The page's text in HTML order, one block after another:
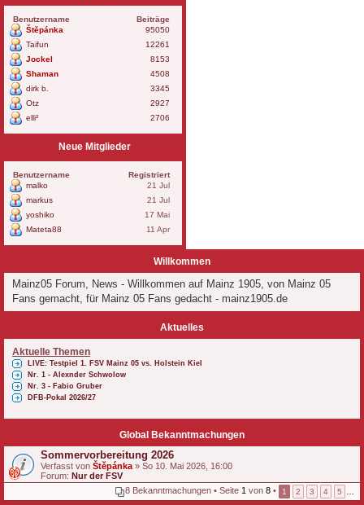
Willkommen
Mainz05 Forum, News - Willkommen auf Mainz 1905, von Mainz 05
Fans gemacht, für Mainz 05 Fans gedacht - mainz1905.de
Aktuelles
Aktuelle Themen
LIVE: Testpiel 1. FSV Mainz 05 vs. Holstein Kiel
Nr. 1 - Alexnder Schwolow
Nr. 3 - Fabio Gruber
DFB-Pokal 2026/27
Global Bekanntmachungen
Sommervorbereitung 2026
Verfasst von Štěpánka » So 10. Mai 2026, 16:00
Forum: Nur der FSV
8 Bekanntmachungen • Seite 1 von 8 • 1 2 3 4 5
Benutzername
Beiträge
Štěpánka
95050
Taifun
12261
Jockel
8153
Shaman
4508
dirk b.
3345
Otz
2927
elli²
2706
Neue Mitglieder
Benutzername
Registriert
malko
21 Jul
markus
21 Jul
yoshiko
17 Mai
Mateta88
11 Apr